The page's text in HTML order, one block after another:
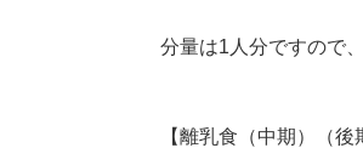
分量は1人分ですので
【離乳食（中期）（後